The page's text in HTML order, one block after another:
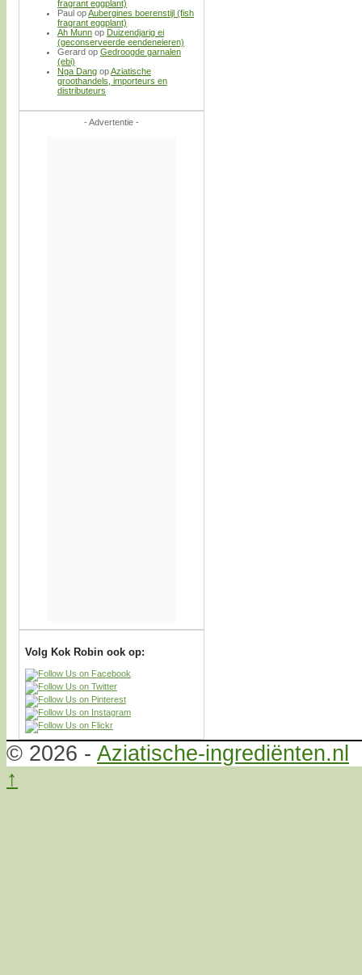
fragrant eggplant)
Paul opAubergines boerenstijl (fish
fragrant eggplant)
Ah Munn op Duizendjarig ei
(geconserveerde eendeneieren)
Gerard op Gedroogde garnalen
(ebi)
Nga Dang opAziatische
groothandels, importeurs en
distributeurs
- Advertentie -
Volg Kok Robin ook op:
© 2026 - Aziatische-ingrediënten.nl
↑